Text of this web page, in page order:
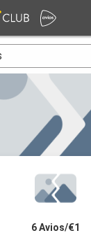
6 Avios/€1